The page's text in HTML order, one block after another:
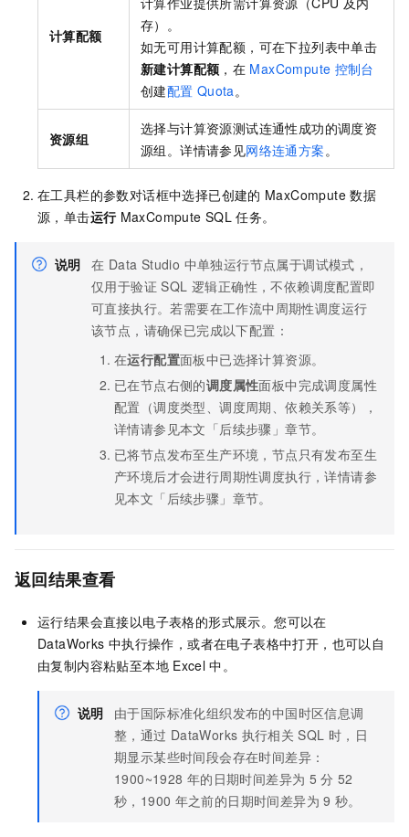
计算配额
存）。
如无可用计算配额，可在下拉列表中单击
新建计算配额 ，在 MaxCompute 控制台
创建配置 Quota。
资源组
选择与计算资源测试连通性成功的调度资
源组。详情请参见网络连通方案。
在工具栏的参数对话框中选择已创建的 MaxCompute 数据
源，单击运行 MaxCompute SQL 任务。
说明 在 Data Studio 中单独运行节点属于调试模式，
仅用于验证 SQL 逻辑正确性，不依赖调度配置即
可直接执行。若需要在工作流中周期性调度运行
该节点，请确保已完成以下配置：
在运行配置面板中已选择计算资源。
已在节点右侧的调度属性面板中完成调度属性
配置（调度类型、调度周期、依赖关系等），
详情请参见本文「后续步骤」章节。
已将节点发布至生产环境，节点只有发布至生
产环境后才会进行周期性调度执行，详情请参
见本文「后续步骤」章节。
返回结果查看
运行结果会直接以电子表格的形式展示。您可以在
DataWorks 中执行操作，或者在电子表格中打开，也可以自
由复制内容粘贴至本地 Excel 中。
说明
由于国际标准化组织发布的中国时区信息调
整，通过 DataWorks 执行相关 SQL 时，日
期显示某些时间段会存在时间差异：
1900~1928 年的日期时间差异为 5 分 52
秒，1900 年之前的日期时间差异为 9 秒。